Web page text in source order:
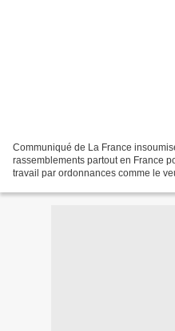
Communiqué de La France
rassemblements partout en France
travail par ordonnances comme le